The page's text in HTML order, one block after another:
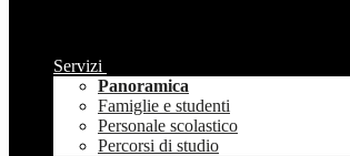
Servizi
Panoramica
Famiglie e studenti
Personale scolastico
Percorsi di studio